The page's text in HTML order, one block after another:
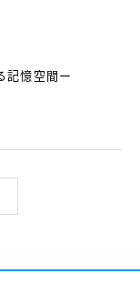
記憶空間ー